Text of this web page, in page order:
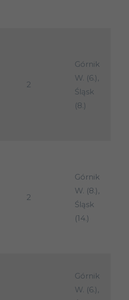
2
Górnik
W. (6.),
Śląsk
(8.)
2
Górnik
W. (8.),
Śląsk
(14.)
Górnik
W. (6.),